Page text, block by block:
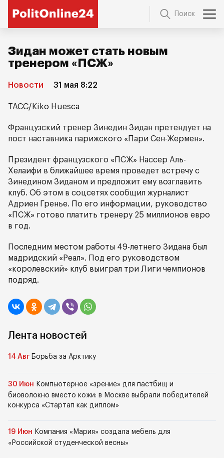
Поиск
Зидан может стать новым
тренером «ПСЖ»
Новости 31 мая 8:22
ТАСС/Kiko Huesca
Французский тренер Зинедин Зидан претендует на
пост наставника парижского «Пари Сен-Жермен».
Президент французского «ПСЖ» Нассер Аль-
Хелаифи в ближайшее время проведет встречу с
Зинедином Зиданом и предложит ему возглавить
клуб. Об этом в соцсетях сообщил журналист
Адриен Гренье. По его информации, руководство
«ПСЖ» готово платить тренеру 25 миллионов евро
в год.
Последним местом работы 49-летнего Зидана был
мадридский «Реал». Под его руководством
«королевский» клуб выиграл три Лиги чемпионов
подряд.
Лента новостей
14 Авг Борьба за Арктику
30 Июн Компьютерное «зрение» для пастбищ и
биоволокно вместо кожи: в Москве выбрали победителей
конкурса «Стартап как диплом»
19 Июн Компания «Мария» создала мебель для
«Российской студенческой весны»